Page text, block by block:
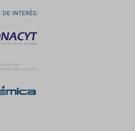
interés: